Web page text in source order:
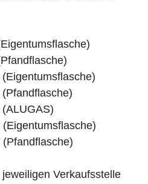
Verkaufsstelle